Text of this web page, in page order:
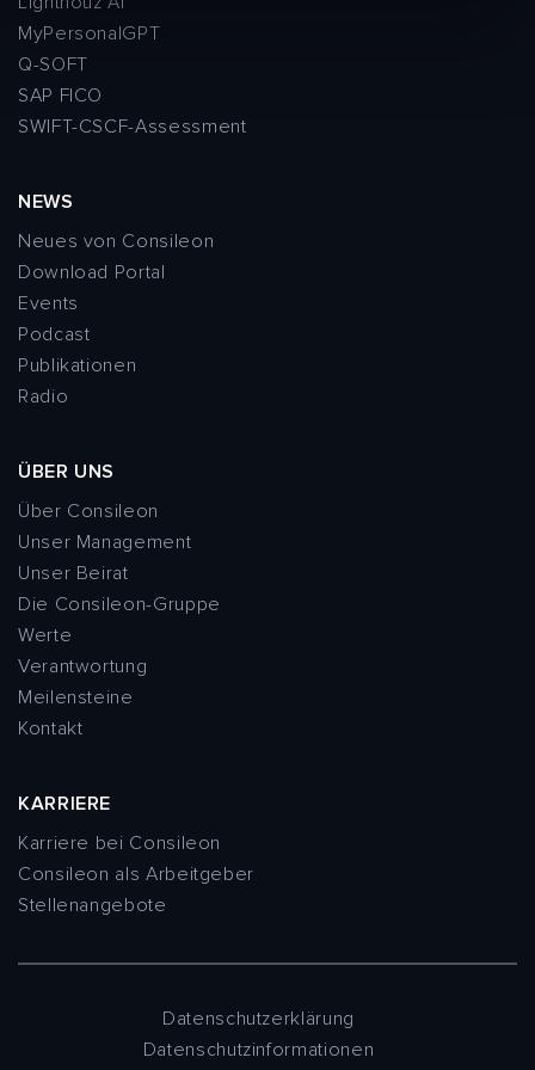
MyPersonalGPT
Q-SOFT
SAP FICO
SWIFT-CSCF-Assessment
NEWS
Neues von Consileon
Download Portal
Events
Podcast
Publikationen
Radio
ÜBER UNS
Über Consileon
Unser Management
Unser Beirat
Die Consileon-Gruppe
Werte
Verantwortung
Meilensteine
Kontakt
KARRIERE
Karriere bei Consileon
Consileon als Arbeitgeber
Stellenangebote
Datenschutzerklärung
Datenschutzinformationen